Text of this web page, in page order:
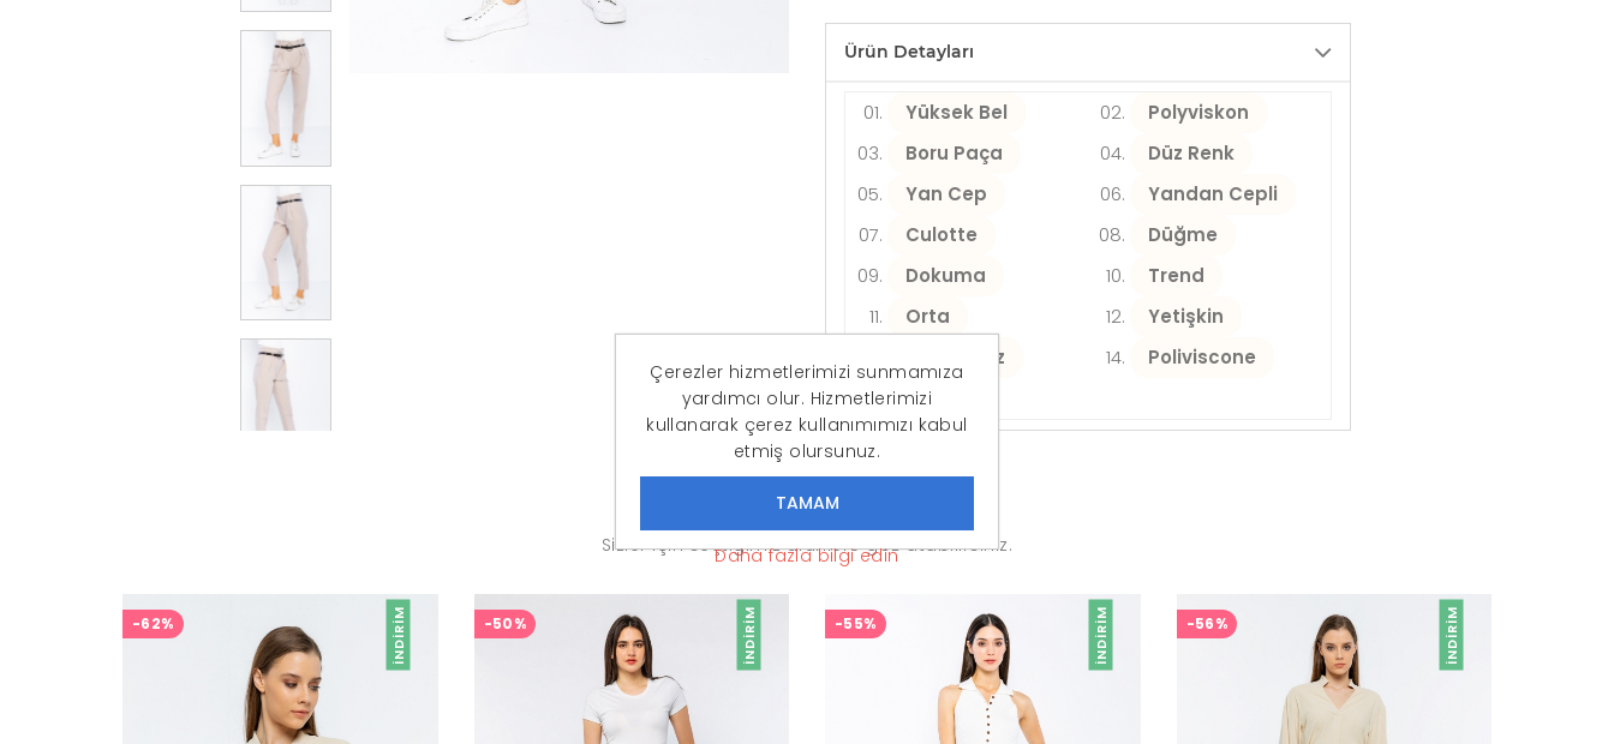
Ürün Detayları
Yüksek Bel
Polyviskon
Boru Paça
Düz Renk
Yan Cep
Yandan Cepli
Culotte
Düğme
Dokuma
Trend
Orta
Yetişkin
Kadın / Kız
Poliviscone
Kemerli
Benzer Ürünler
Sizler için seçtiğimiz ürünlere göz atabilirsiniz.
İNDIRIM
-62% İNDIRIM
-50% İNDIRIM
-55% İNDIRIM
-56%
Çerezler hizmetlerimizi sunmamıza
yardımcı olur. Hizmetlerimizi
kullanarak çerez kullanımımızı kabul
etmiş olursunuz.
Daha fazla bilgi edin